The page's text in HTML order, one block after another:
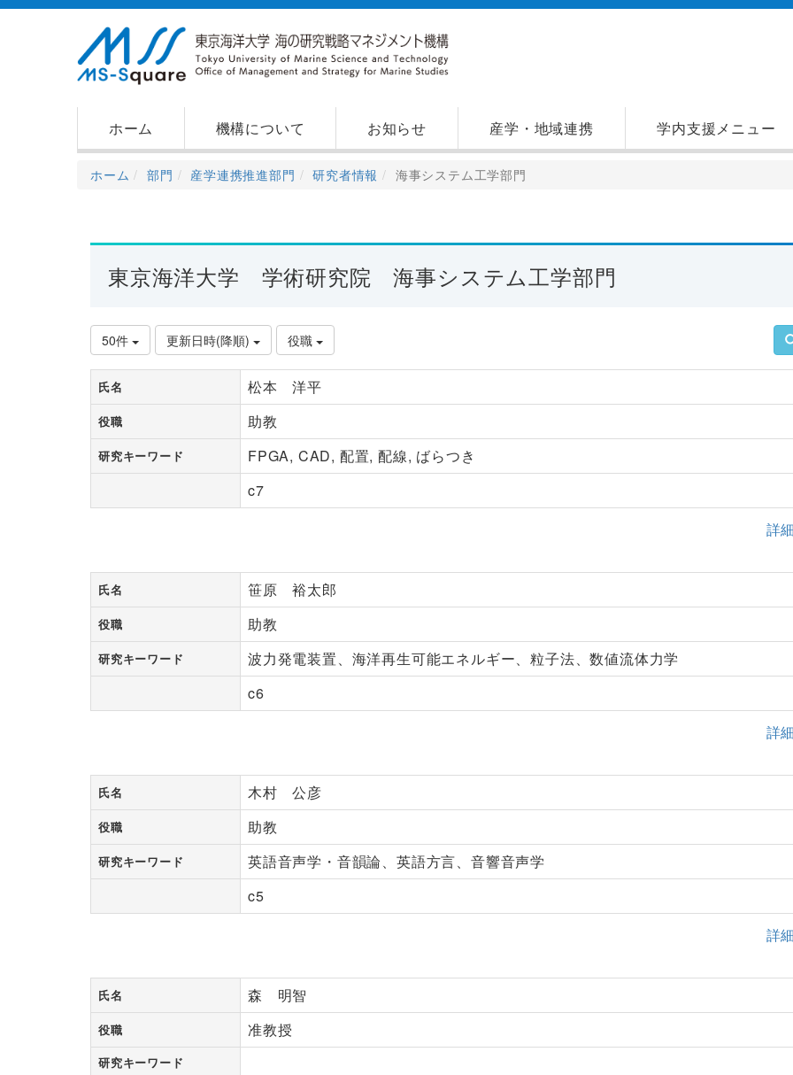
ホーム 機構について お知らせ 産学・地域連携 学内支援メニュー
ホーム 部門 産学連携推進部門 研究者情報 海事システム工学部門
東京海洋大学 学術研究院 海事システム工学部門
50件 更新日時(降順) 役職
氏名 松本 洋平
役職 助教
研究キーワード
FPGA, CAD, 配置, 配線, ばらつき
c7
詳
氏名 笹原 裕太郎
役職 助教
研究キーワード
波力発電装置、海洋再生可能エネルギー、粒子法、数値流体力学
c6
詳
氏名 木村 公彦
役職 助教
研究キーワード
英語音声学・音韻論、英語方言、音響音声学
c5
詳
氏名 森 明智
役職 准教授
研究キーワード